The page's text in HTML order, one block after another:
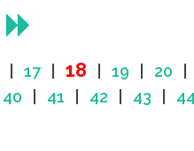
17| 18 19 20
40 41 42 43 44